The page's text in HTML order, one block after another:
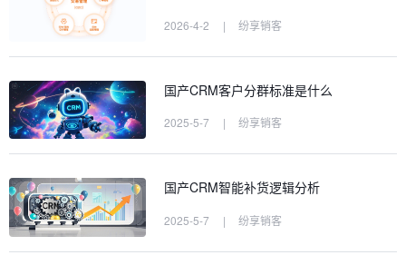
2026-4-2 | 纷享销客
国产CRM客户分群标准是什么
2025-5-7 | 纷享销客
国产CRM智能补货逻辑分析
2025-5-7 | 纷享销客